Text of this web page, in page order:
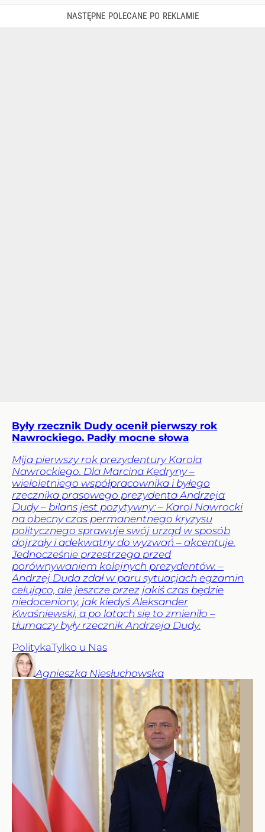
Były rzecznik Dudy ocenił pierwszy rok
Nawrockiego. Padły mocne słowa
Mija pierwszy rok prezydentury Karola
Nawrockiego. Dla Marcina Kędryny –
wieloletniego współpracownika i byłego
rzecznika prasowego prezydenta Andrzeja
Dudy – bilans jest pozytywny: – Karol Nawrocki
na obecny czas permanentnego kryzysu
politycznego sprawuje swój urząd w sposób
dojrzały i adekwatny do wyzwań – akcentuje.
Jednocześnie przestrzega przed
porównywaniem kolejnych prezydentów. –
Andrzej Duda zdał w paru sytuacjach egzamin
celująco, ale jeszcze przez jakiś czas będzie
niedoceniony, jak kiedyś Aleksander
Kwaśniewski, a po latach się to zmieniło –
tłumaczy były rzecznik Andrzeja Dudy.
PolitykaTylko u Nas
Agnieszka Niesłuchowska